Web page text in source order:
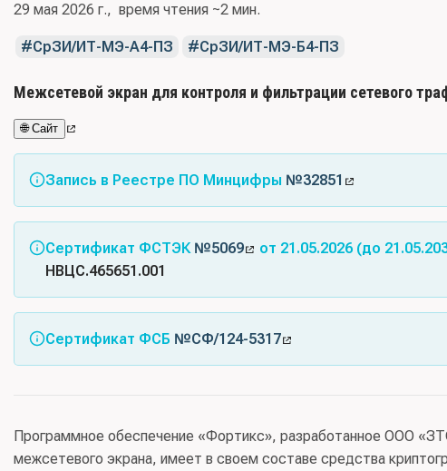
29 мая 2026 г. время чтения ~2 мин.
СрЗИ/ИТ-МЭ-А4-ПЗ СрЗИ/ИТ-МЭ-Б4-ПЗ
Межсетевой экран для контроля и фильтрации сетевого
🌐 Сайт
Запись в Реестре ПО Минцифры №32851
Сертификат ФСТЭК №5069 от 21.05.2026 (до
НВЦС.465651.001
Соответствует требованиям документов: Требования
четвертого класса защиты. ИТ.МЭ.А4.ПЗ), Профиль
Схема сертификации:серия, испытательная лаборатория:
ИТ-МЭ-А4-ПЗ ИТ-МЭ-Б4-ПЗ
Сертификат ФСБ №СФ/124-5317
Программное обеспечение «Фортикс», разработанное ООО
межсетевого экрана, имеет в своем составе средства